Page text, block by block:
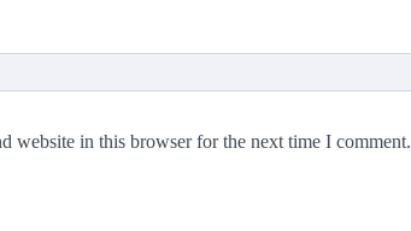
website in this browser for the next time I comment.